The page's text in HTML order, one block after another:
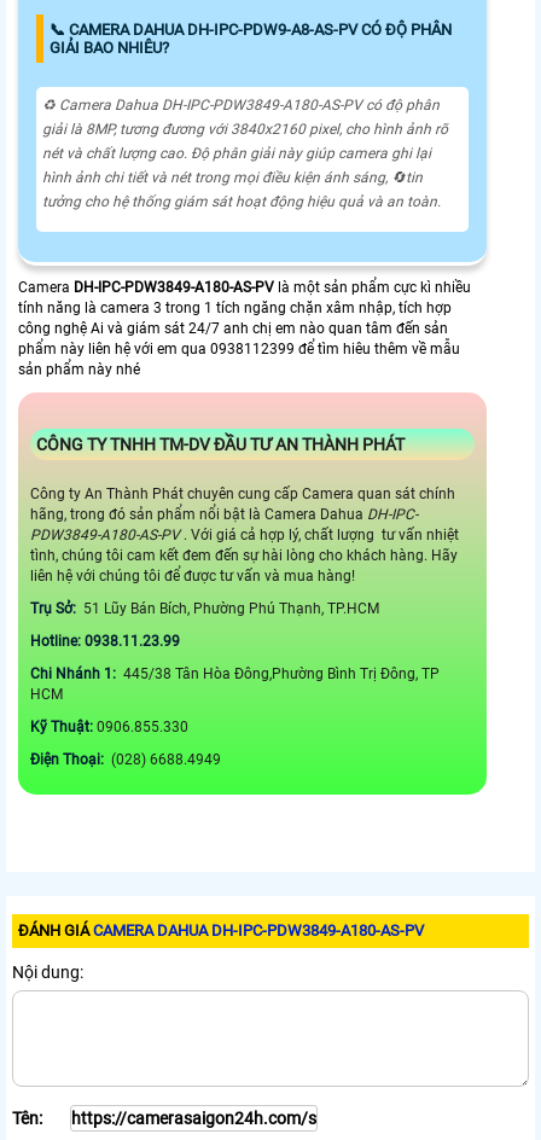
📞 CAMERA DAHUA DH-IPC-PDW9-A8-AS-PV CÓ ĐỘ PHÂN
GIẢI BAO NHIÊU?
♻️ Camera Dahua DH-IPC-PDW3849-A180-AS-PV có độ phân
giải là 8MP, tương đương với 3840x2160 pixel, cho hình ảnh rõ
nét và chất lượng cao. Độ phân giải này giúp camera ghi lại
hình ảnh chi tiết và nét trong mọi điều kiện ánh sáng, 🔄tin
tưởngcho hệ thống giám sát hoạt động hiệu quả và an toàn.
Camera DH-IPC-PDW3849-A180-AS-PV là một sản phẩm cực kì nhiều
tính năng là camera 3 trong 1 tích ngăng chặn xâm nhập, tích hợp
công nghệ Ai và giám sát 24/7 anh chị em nào quan tâm đến sản
phẩm này liên hệ với em qua 0938112399 để tìm hiêu thêm về mẫu
sản phẩm này nhé
CÔNG TY TNHH TM-DV ĐẦU TƯ AN THÀNH PHÁT
Công ty An Thành Phát chuyên cung cấp Camera quan sát chính
hãng, trong đó sản phẩm nổi bật là Camera Dahua DH-IPC-
PDW3849-A180-AS-PV. Với giá cả hợp lý, chất lượng tư vấn nhiệt
tình, chúng tôi cam kết đem đến sự hài lòng cho khách hàng. Hãy
liên hệ với chúng tôi để được tư vấn và mua hàng!
Trụ Sở: 51 Lũy Bán Bích, Phường Phú Thạnh, TP.HCM
Hotline: 0938.11.23.99
Chi Nhánh 1: 445/38 Tân Hòa Đông,Phường Bình Trị Đông, TP
HCM
Kỹ Thuật: 0906.855.330
Điện Thoại: (028) 6688.4949
ĐÁNH GIÁCAMERA DAHUA DH-IPC-PDW3849-A180-AS-PV
Nội dung:
Tên: